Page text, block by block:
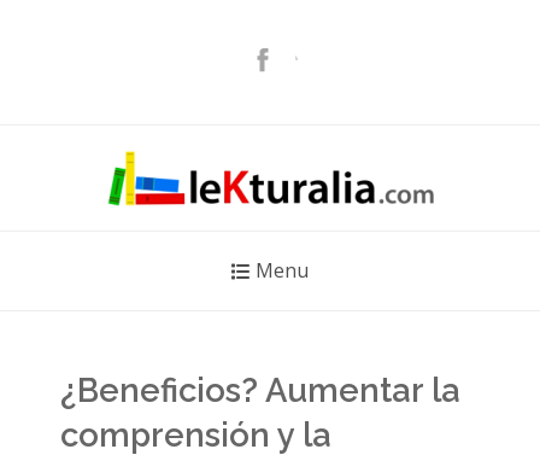
Menu
¿Beneficios? Aumentar la
comprensión y la